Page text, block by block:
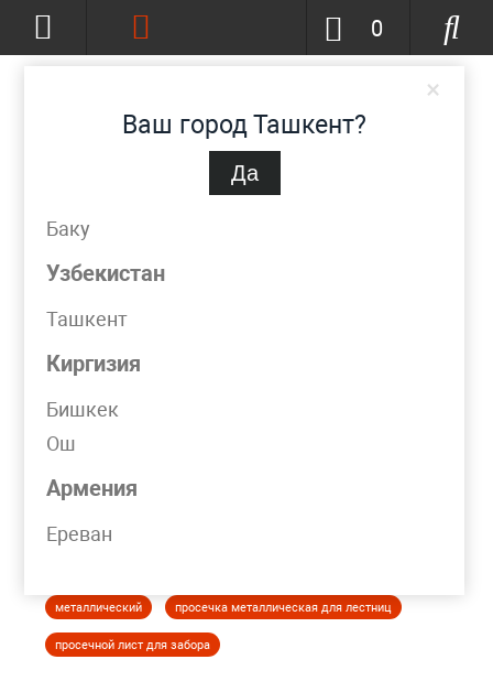
×
Ваш город Ташкент?
Да
Баку
Узбекистан
Ташкент
Киргизия
Бишкек
Ош
Армения
Ереван
0
КАТАЛОГ
ЛИСТ ПРОСЕЧНО-ВЫТЯЖНОЙ
металлический просечка металлическая для лестниц
просечной лист для забора